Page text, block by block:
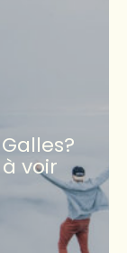
voir